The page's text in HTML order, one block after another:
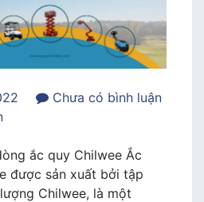
Chưa có bình luận
ắc quy Chilwee Ắc
được sản xuất bởi tập
Chilwee, là một